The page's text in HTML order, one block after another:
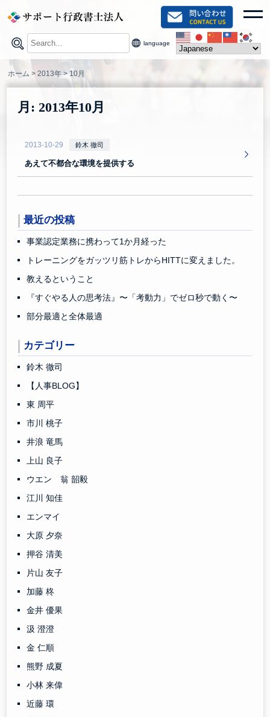
content
language
ホーム >2013年>10月
月: 2013年10月
2013-10-29 鈴木 徹司
あえて不都合な環境を提供する
最近の投稿
事業認定業務に携わって1か月経った
トレーニングをガッツリ筋トレからHITTに変えました。
教えるということ
『すぐやる人の思考法』〜「考動力」でゼロ秒で動く〜
部分最適と全体最適
カテゴリー
鈴木 徹司
【人事BLOG】
東 周平
市川 桃子
井浪 竜馬
上山 良子
ウエン 翁 韶毅
江川 知佳
エンマイ
大原 夕奈
押谷 清美
片山 友子
加藤 柊
金井 優果
汲 澄澄
金 仁順
熊野 成夏
小林 来偉
近藤 環